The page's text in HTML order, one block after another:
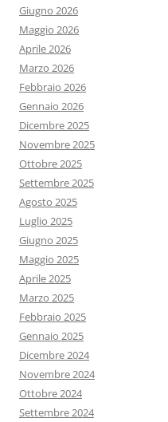
Giugno 2026
Maggio 2026
Aprile 2026
Marzo 2026
Febbraio 2026
Gennaio 2026
Dicembre 2025
Novembre 2025
Ottobre 2025
Settembre 2025
Agosto 2025
Luglio 2025
Giugno 2025
Maggio 2025
Aprile 2025
Marzo 2025
Febbraio 2025
Gennaio 2025
Dicembre 2024
Novembre 2024
Ottobre 2024
Settembre 2024